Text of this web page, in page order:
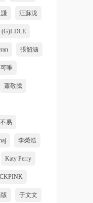
汪蘇泷
(G)I-DLE
張韶涵
唯
蕭敬騰
易
李榮浩
Katy Perry
于文文